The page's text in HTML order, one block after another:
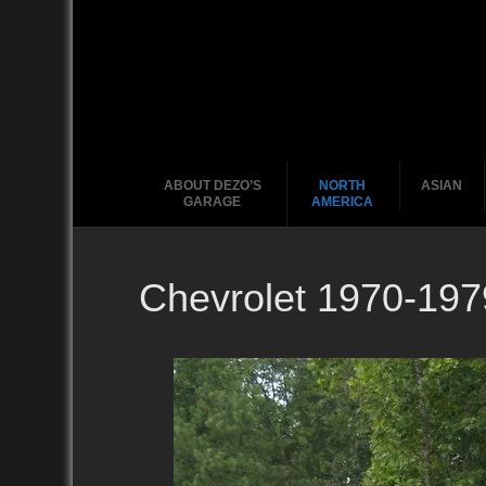
ABOUT DEZO’S
GARAGE
NORTH
AMERICA
ASIAN
Ford
Chevrolet 1970-